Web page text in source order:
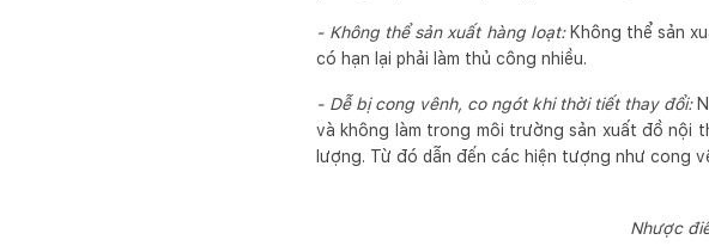
- Không thể sản xuất hàng loạt:Không thể sản
có hạn lại phải làm thủ công nhiều.
- Dễ bị cong vênh, co ngót khi thời tiết thay đổi:
và không làm trong môi trường sản xuất đồ nội
lượng. Từ đó dẫn đến các hiện tượng như cong
Nhược